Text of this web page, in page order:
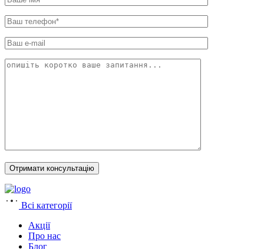
Всі категорії
Акції
Про нас
Блог